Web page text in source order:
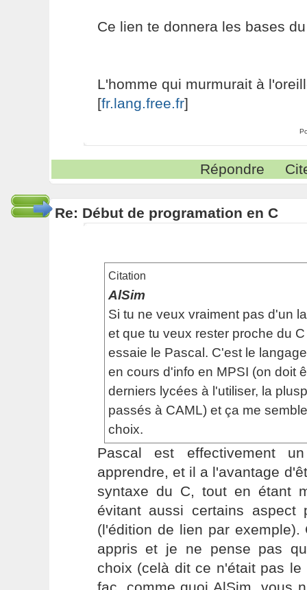
Ce lien te donnera les bases
L'homme qui murmurait à
[fr.lang.free.fr]
Répondre
Re: Début de programation en C
Citation
AlSim
Si tu ne veux vraiment pas d'un
et que tu veux rester proche du
essaie le Pascal. C'est le
en cours d'info en MPSI (on doit
derniers lycées à l'utiliser, la
passés à CAML) et ça me
choix.
Pascal est effectivement
apprendre, et il a l'avantage
syntaxe du C, tout en étant
évitant aussi certains aspect
(l'édition de lien par
appris et je ne pense pas
choix (celà dit ce n'était pas